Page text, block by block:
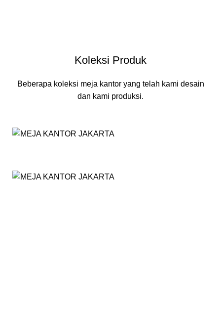
Koleksi Produk
Beberapa koleksi meja kantor yang telah kami desain
dan kami produksi.